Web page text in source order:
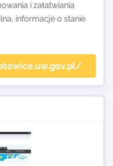
i załatwiania
informacje o stanie